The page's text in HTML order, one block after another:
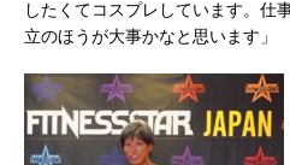
したくてコスプレしています。仕
立のほうが大事かなと思います」